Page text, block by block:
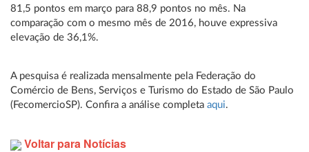
81,5 pontos em março para 88,9 pontos no mês. Na
comparação com o mesmo mês de 2016, houve expressiva
elevação de 36,1%.
A pesquisa é realizada mensalmente pela Federação do
Comércio de Bens, Serviços e Turismo do Estado de São Paulo
(FecomercioSP). Confira a análise completa aqui.
Voltar para Notícias